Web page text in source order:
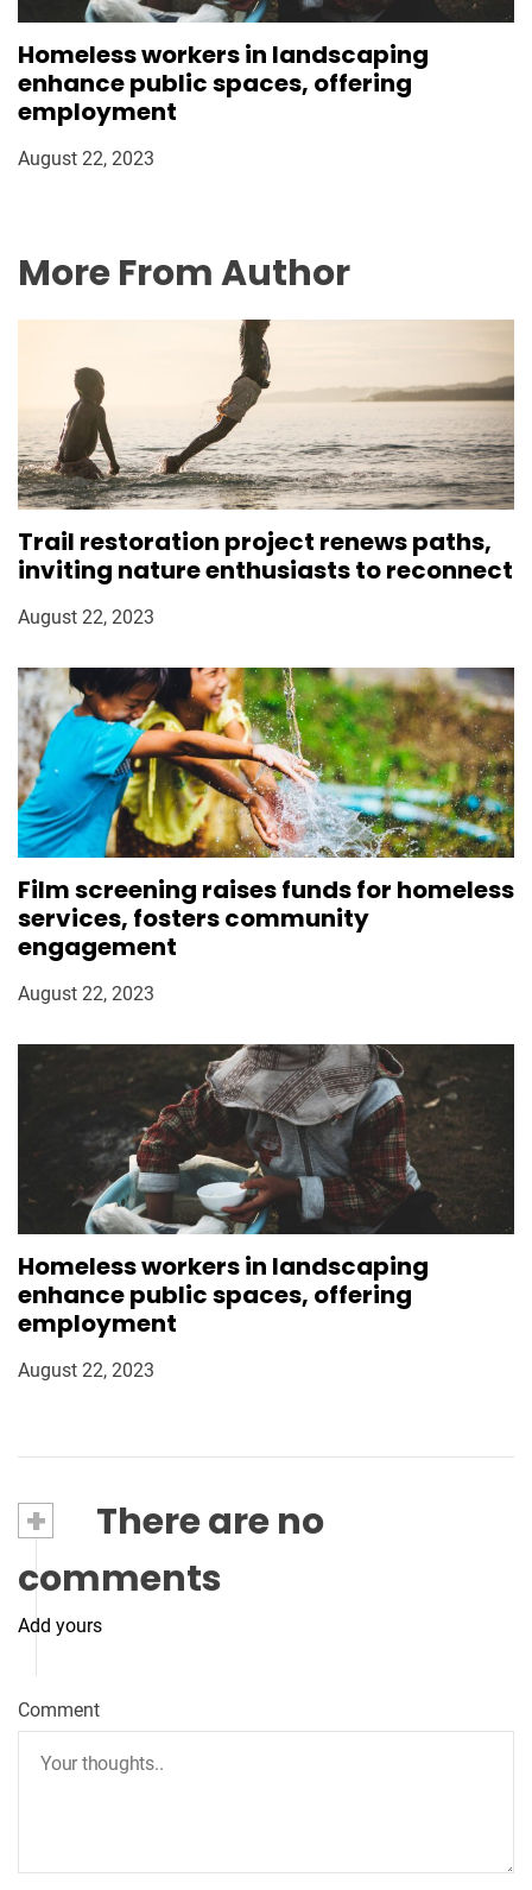
Homeless workers in landscaping
enhance public spaces, offering
employment
August 22, 2023
More From Author
Trail restoration project renews paths,
inviting nature enthusiasts to reconnect
August 22, 2023
Film screening raises funds for homeless
services, fosters community
engagement
August 22, 2023
Homeless workers in landscaping
enhance public spaces, offering
employment
August 22, 2023
+
There are no
comments
Add yours
Comment